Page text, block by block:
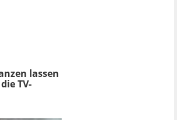
lassen
TV-